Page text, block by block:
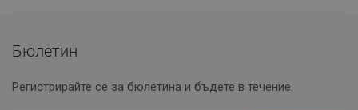
Бюлетин
Регистрирайте се за бюлетина и бъдете в течение.